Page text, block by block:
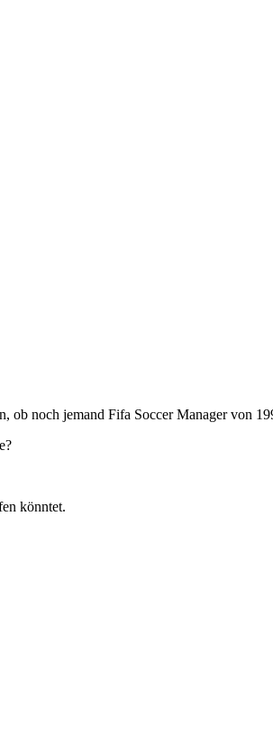
ob noch jemand Fifa Soccer Manager von
könntet.